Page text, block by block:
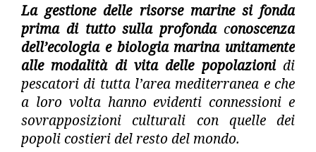
La gestione delle risorse marine si fonda
prima di tutto sulla profondaconoscenza
dell’ecologia e biologia marina unitamente
alle modalità di vita delle popolazionidi
pescatori di tutta l’area mediterranea e che
a loro volta hanno evidenti connessioni e
sovrapposizioni culturali con quelle dei
popoli costieri del resto del mondo.